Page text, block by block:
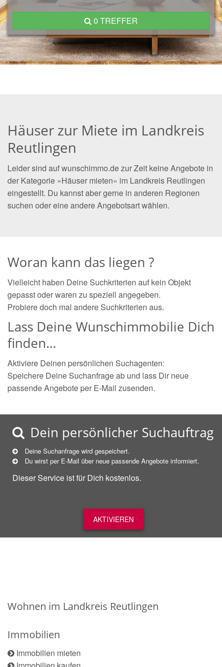
0 TREFFER
Häuser zur Miete im Landkreis
Reutlingen
Leider sind auf wunschimmo.de zur Zeit keine Angebote in
der Kategorie »Häuser mieten« im Landkreis Reutlingen
eingestellt. Du kannst aber gerne in anderen Regionen
suchen oder eine andere Angebotsart wählen.
Woran kann das liegen ?
Vielleicht haben Deine Suchkriterien auf kein Objekt
gepasst oder waren zu speziell angegeben.
Probiere doch mal andere Suchkriterien aus.
Lass Deine Wunschimmobilie Dich
finden…
Aktiviere Deinen persönlichen Suchagenten:
Speichere Deine Suchanfrage ab und lass Dir neue
passende Angebote per E-Mail zusenden.
Dein persönlicher Suchauftrag
Deine Suchanfrage wird gespeichert.
Du wirst per E-Mail über neue passende Angebote informiert.
Dieser Service ist für Dich kostenlos.
AKTIVIEREN
Wohnen im Landkreis Reutlingen
Immobilien
Immobilien mieten